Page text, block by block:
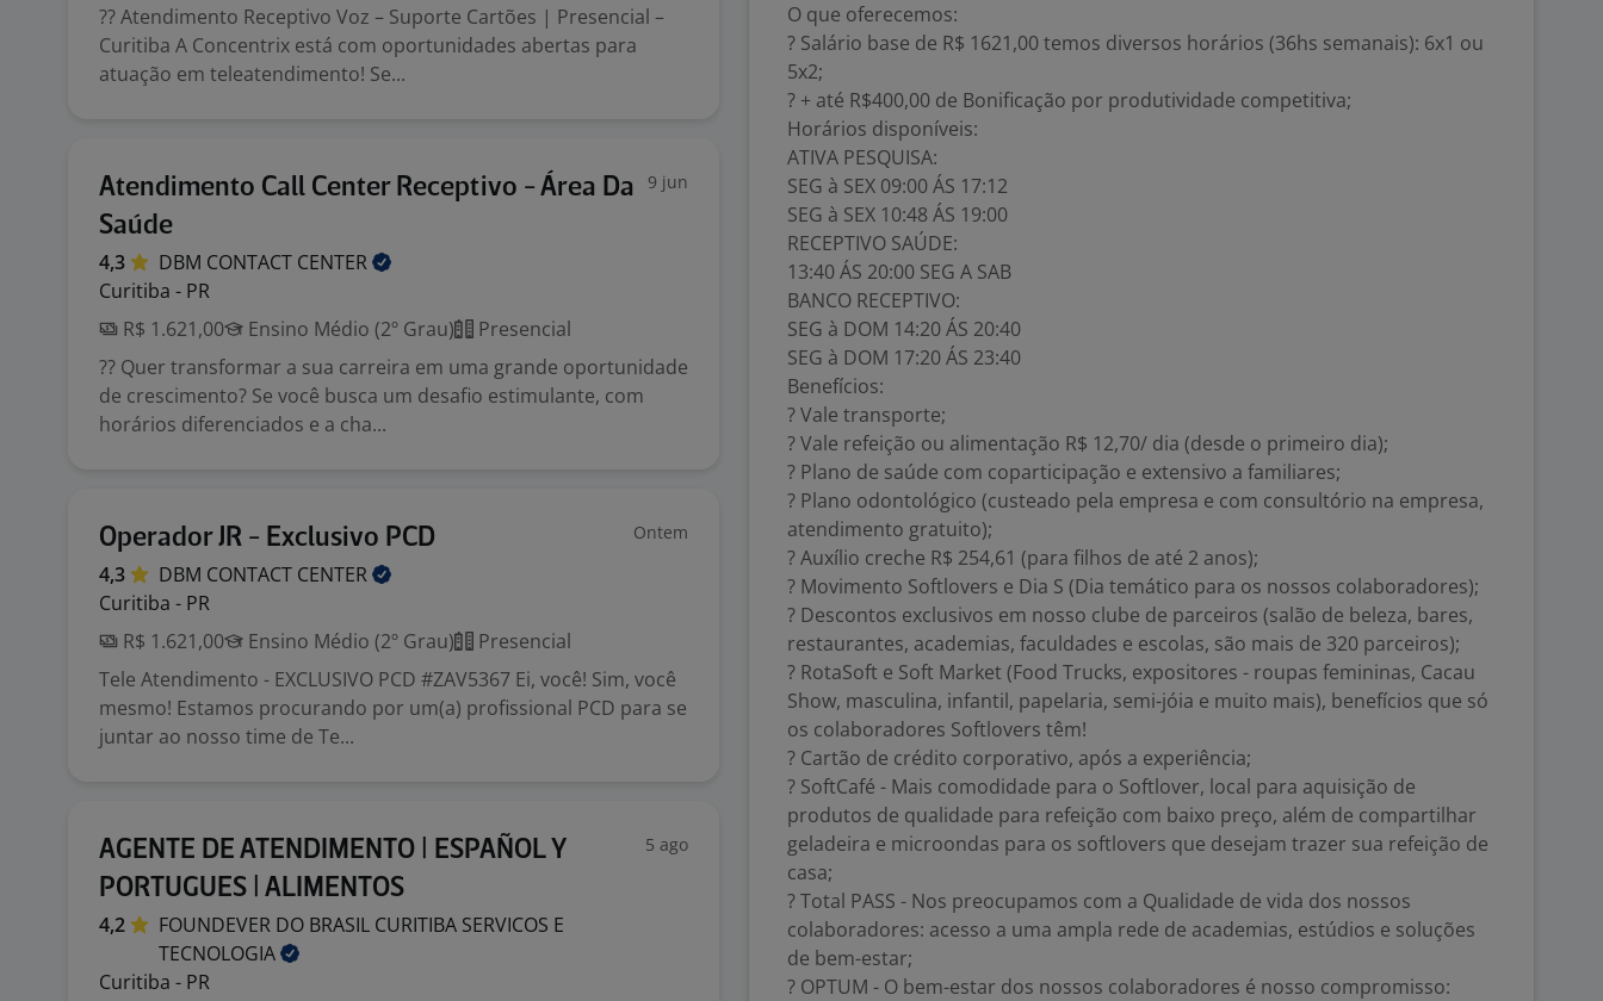
?? Atendimento Receptivo Voz – Suporte Cartões | Presencial –
Curitiba A Concentrix está com oportunidades abertas para
atuação em teleatendimento! Se...
Atendimento Call Center Receptivo - Área Da
Saúde
9 jun
4,3 DBM CONTACT CENTER
Curitiba - PR
R$ 1.621,00
Ensino Médio (2º Grau)
Presencial
?? Quer transformar a sua carreira em uma grande oportunidade
de crescimento? Se você busca um desafio estimulante, com
horários diferenciados e a cha...
Operador JR - Exclusivo PCD Ontem
4,3 DBM CONTACT CENTER
Curitiba - PR
R$ 1.621,00
Ensino Médio (2º Grau)
Presencial
Tele Atendimento - EXCLUSIVO PCD #ZAV5367 Ei, você! Sim, você
mesmo! Estamos procurando por um(a) profissional PCD para se
juntar ao nosso time de Te...
AGENTE DE ATENDIMENTO | ESPAÑOL Y
PORTUGUES | ALIMENTOS
5 ago
4,2
FOUNDEVER DO BRASIL CURITIBA SERVICOS E
TECNOLOGIA
Curitiba - PR
O que oferecemos:
? Salário base de R$ 1621,00 temos diversos horários (36hs semanais): 6x1 ou
5x2;
? + até R$400,00 de Bonificação por produtividade competitiva;
Horários disponíveis:
ATIVA PESQUISA:
SEG à SEX 09:00 ÁS 17:12
SEG à SEX 10:48 ÁS 19:00
RECEPTIVO SAÚDE:
13:40 ÁS 20:00 SEG A SAB
BANCO RECEPTIVO:
SEG à DOM 14:20 ÁS 20:40
SEG à DOM 17:20 ÁS 23:40
Benefícios:
? Vale transporte;
? Vale refeição ou alimentação R$ 12,70/ dia (desde o primeiro dia);
? Plano de saúde com coparticipação e extensivo a familiares;
? Plano odontológico (custeado pela empresa e com consultório na empresa,
atendimento gratuito);
? Auxílio creche R$ 254,61 (para filhos de até 2 anos);
? Movimento Softlovers e Dia S (Dia temático para os nossos colaboradores);
? Descontos exclusivos em nosso clube de parceiros (salão de beleza, bares,
restaurantes, academias, faculdades e escolas, são mais de 320 parceiros);
? RotaSoft e Soft Market (Food Trucks, expositores - roupas femininas, Cacau
Show, masculina, infantil, papelaria, semi-jóia e muito mais), benefícios que só
os colaboradores Softlovers têm!
? Cartão de crédito corporativo, após a experiência;
? SoftCafé - Mais comodidade para o Softlover, local para aquisição de
produtos de qualidade para refeição com baixo preço, além de compartilhar
geladeira e microondas para os softlovers que desejam trazer sua refeição de
casa;
? Total PASS - Nos preocupamos com a Qualidade de vida dos nossos
colaboradores: acesso a uma ampla rede de academias, estúdios e soluções
de bem-estar;
? OPTUM - O bem-estar dos nossos colaboradores é nosso compromisso: